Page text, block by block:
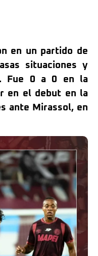
en un partido de
situaciones y
Fue 0 a 0 en la
en el debut en la
ante Mirassol, en